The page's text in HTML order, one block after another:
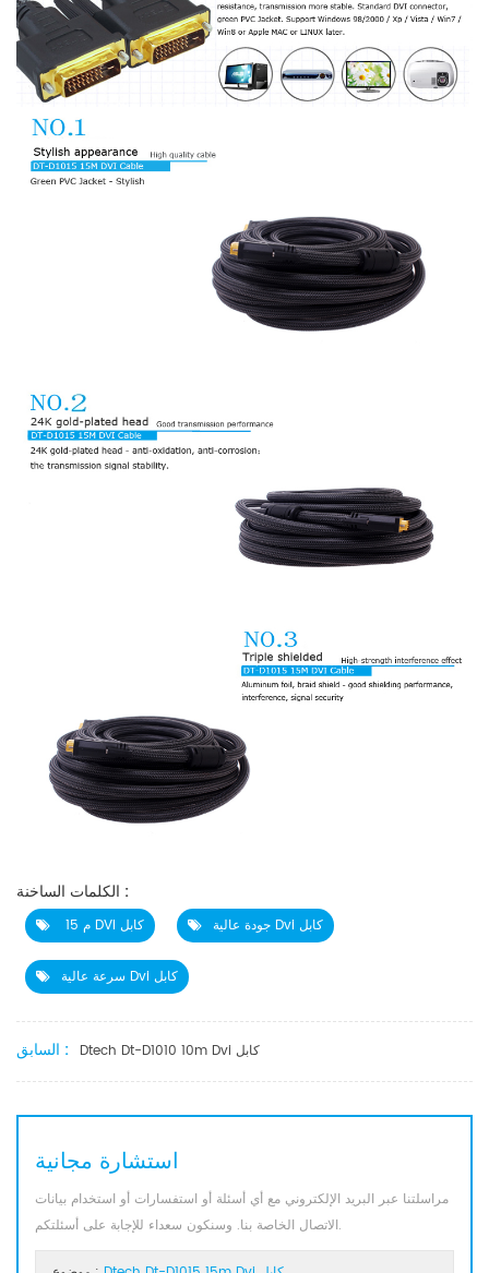
الكلمات الساخنة :
15 م DVI كابل جودة عالية Dvi كابل
سرعة عالية Dvi كابل
السابق : Dtech Dt-D1010 10m Dvi كابل
استشارة مجانية
مراسلتنا عبر البريد الإلكتروني مع أي أسئلة أو استفسارات أو استخدام بيانات
الاتصال الخاصة بنا. وسنكون سعداء للإجابة على أسئلتكم.